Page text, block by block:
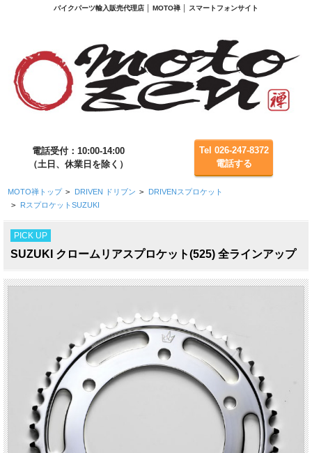
バイクパーツ輸入販売代理店 │ MOTO禅 │ スマートフォンサイト
電話受付：10:00-14:00
（土日、休業日を除く）
Tel 026-247-8372
電話する
MOTO禅トップ > DRIVEN ドリブン > DRIVENスプロケット
> RスプロケットSUZUKI
PICK UP
SUZUKI クロームリアスプロケット(525) 全ラインアップ